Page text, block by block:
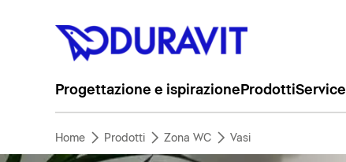
Progettazione e ispirazione ProdottiService
Home Prodotti Zona WC Vasi